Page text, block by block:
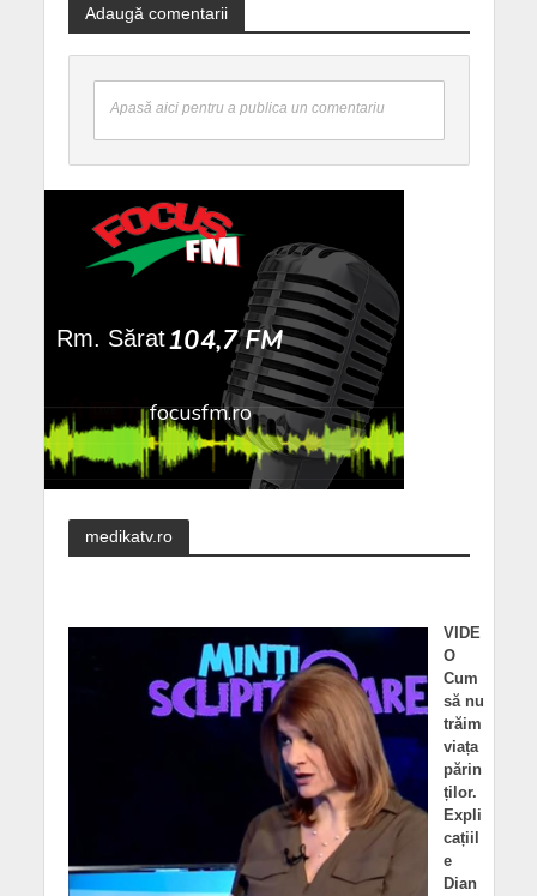
Adaugă comentarii
Apasă aici pentru a publica un comentariu
medikatv.ro
VIDE
O
Cum
să nu
trăim
viața
părin
ților.
Expli
cațiil
e
Dian